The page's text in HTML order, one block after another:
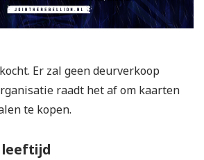
Er zal geen deurverkoop
raadt het af om kaarten
te kopen.
leeftijd